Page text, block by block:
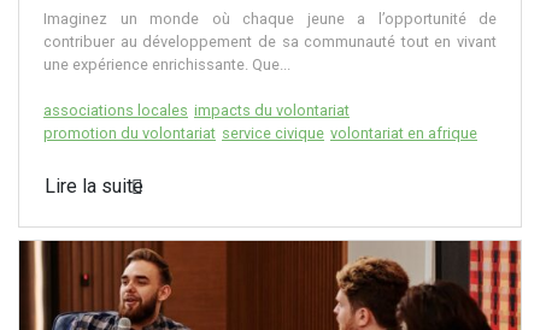
Imaginez un monde où chaque jeune a l’opportunité de
contribuer au développement de sa communauté tout en vivant
une expérience enrichissante. Que...
associations locales impacts du volontariat
promotion du volontariat service civique volontariat en afrique
Lire la suite